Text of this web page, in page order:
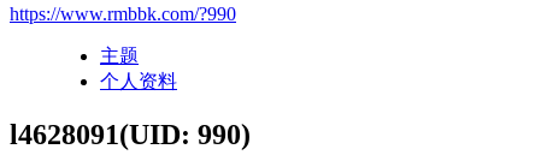
https://www.rmbbk.com/?990
主题
个人资料
l4628091(UID: 990)